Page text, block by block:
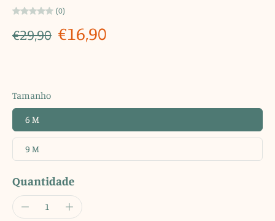
(0)
€29,90 €16,90
Tamanho
6 M
9 M
Quantidade